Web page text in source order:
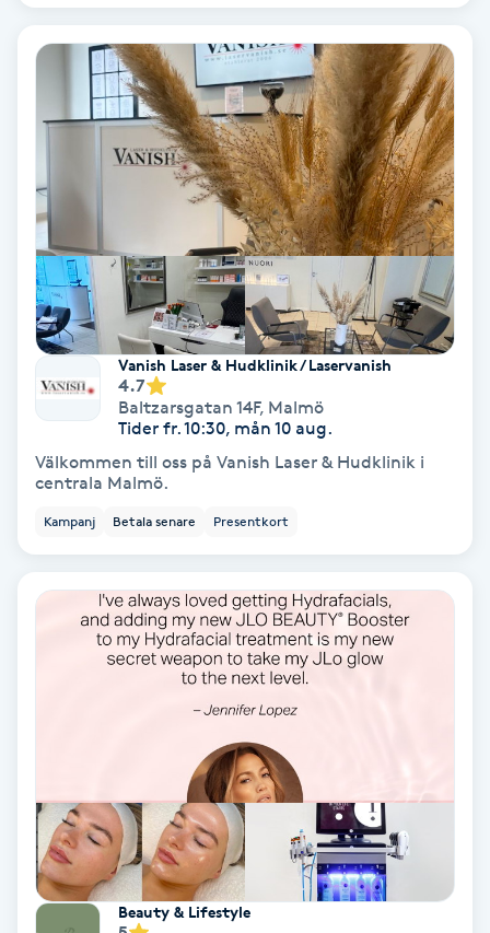
Fotsvamp
Fransborttagning
Fransfärgning
Fransförlängning
Fransförlängning Megavolym
Fransförlängning Volym
Fransk manikyr
Fransrengöring
Frekvensterapi
Frisör
Funktionsanalys
Vanish Laser & Hudklinik / Laservanish
4.7
Baltzarsgatan 14F, Malmö
Tider fr. 10:30, mån 10 aug.
Välkommen till oss på Vanish Laser & Hudklinik i
centrala Malmö.
Kampanj Betala senare Presentkort
Beauty & Lifestyle